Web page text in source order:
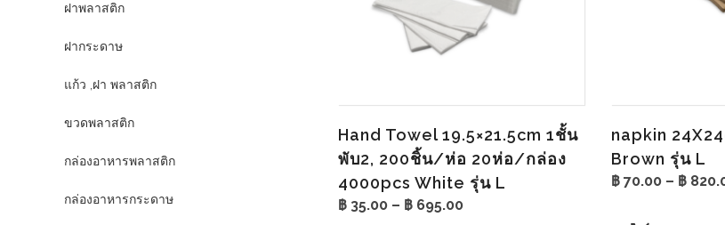
Hand Towel 19.5×21.5cm 1ชั้น
พับ2, 200ชิ้น/ห่อ 20ห่อ/กล่อง
4000pcs White รุ่น L
฿35.00 – ฿695.00Price
napkin
Brown รุ่น L
฿70.00 – ฿
ฝาพลาสติก
ฝากระดาษ
แก้ว ,ฝา พลาสติก
ขวดพลาสติก
กล่องอาหารพลาสติก
กล่องอาหารกระดาษ